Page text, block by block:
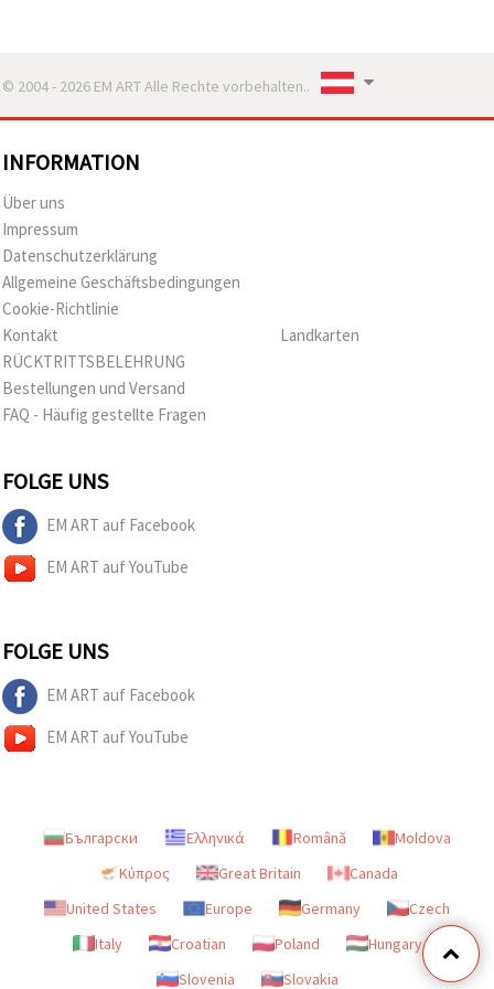
© 2004 - 2026 EM ART Alle Rechte vorbehalten..
INFORMATION
Über uns
Impressum
Datenschutzerklärung
Allgemeine Geschäftsbedingungen
Cookie-Richtlinie
Kontakt
RÜCKTRITTSBELEHRUNG
Bestellungen und Versand
FAQ - Häufig gestellte Fragen
Landkarten
FOLGE UNS
EM ART auf Facebook
EM ART auf YouTube
FOLGE UNS
EM ART auf Facebook
EM ART auf YouTube
Български Ελληνικά Română
Moldova
Κύπρος
Great Britain
Canada
United States
Europe Germany
Czech
Italy
Croatian Poland
Hungary
Slovenia
Slovakia